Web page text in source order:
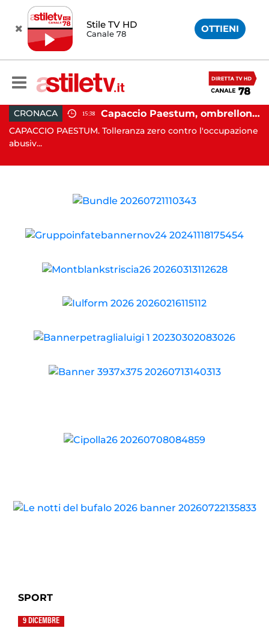
Stile TV HD
Canale 78 OTTIENI
CRONACA 15:38 Capaccio Paestum, ombrellone selvaggio: blitz della Municipale, sgomberate tutte le spiagge libere
CAPACCIO PAESTUM. Tolleranza zero contro l'occupazione
abusiv...
SPORT
9 DICEMBRE